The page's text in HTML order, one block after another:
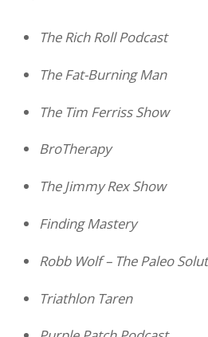
The Rich Roll Podcast
The Fat-Burning Man
The Tim Ferriss Show
BroTherapy
The Jimmy Rex Show
Finding Mastery
Robb Wolf – The Paleo
Triathlon Taren